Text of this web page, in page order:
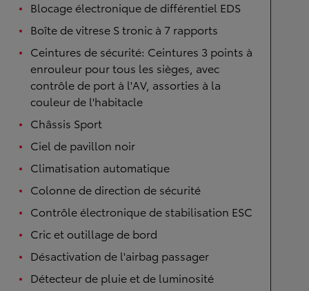
Blocage électronique de différentiel EDS
Boîte de vitrese S tronic à 7 rapports
Ceintures de sécurité: Ceintures 3 points à
enrouleur pour tous les sièges, avec
contrôle de port à l'AV, assorties à la
couleur de l'habitacle
Châssis Sport
Ciel de pavillon noir
Climatisation automatique
Colonne de direction de sécurité
Contrôle électronique de stabilisation ESC
Cric et outillage de bord
Désactivation de l'airbag passager
Détecteur de pluie et de luminosité